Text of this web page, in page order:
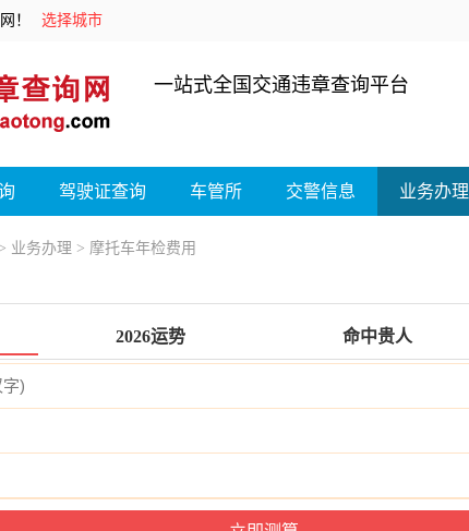
！ 选择城市
一站式全国交通违章查询平台
驾驶证查询 车管所 交警信息 业务办理
> 业务办理 > 摩托车年检费用
2026运势 命中贵人